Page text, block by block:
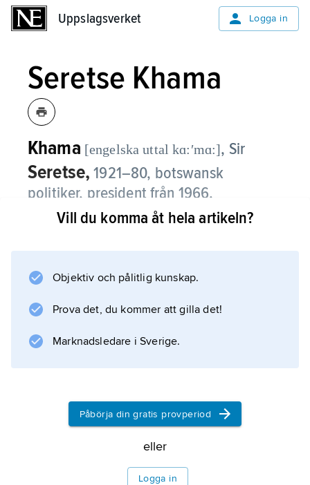
Uppslagsverket Logga in
Seretse Khama
Khama [engelska uttal kɑ:ʹmɑ:], Sir
Seretse, 1921–80, botswansk
politiker, president från 1966.
Seretse Khama var traditionell hövding över
studerade juridik. Han tvingades i exil av
kvinna, brittiskan Ruth Williams (1923–2002),
men fick återvända 1956 sedan han avsagt sig
Information om artikeln
Vill du komma åt hela artikeln?
Objektiv och pålitlig kunskap.
Prova det, du kommer att gilla det!
Marknadsledare i Sverige.
Påbörja din gratis provperiod
eller
Logga in